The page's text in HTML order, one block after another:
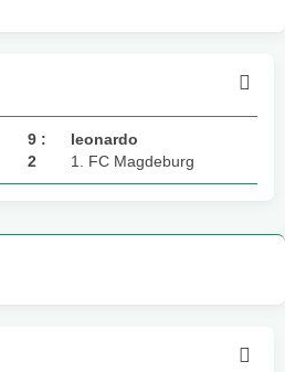
9 :
2
leonardo
1. FC Magdeburg